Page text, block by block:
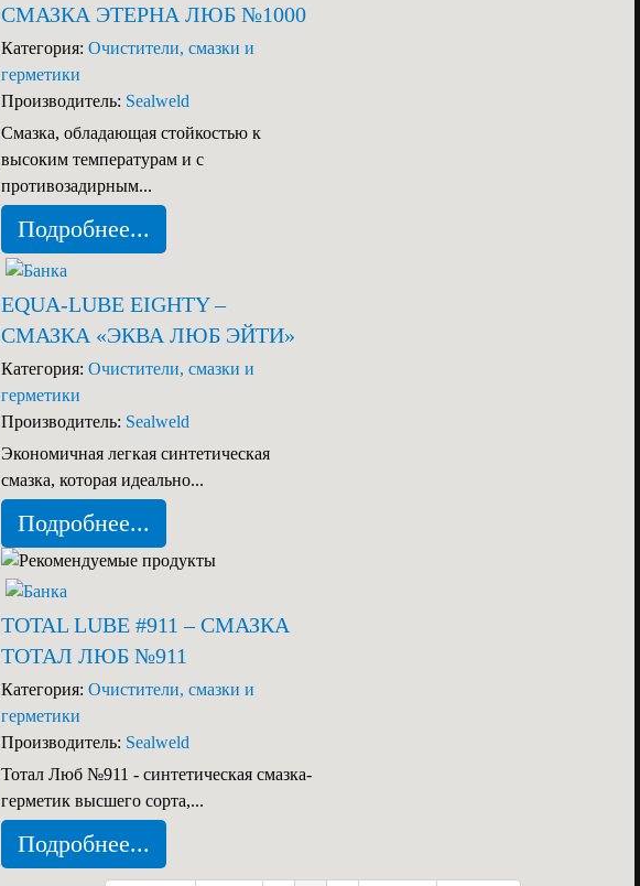
СМАЗКА ЭТЕРНА ЛЮБ №1000
Категория: Очистители, смазки и
герметики
Производитель: Sealweld
Смазка, обладающая стойкостью к
высоким температурам и c
противозадирным...
Подробнее...
EQUA-LUBE EIGHTY –
СМАЗКА «ЭКВА ЛЮБ ЭЙТИ»
Категория: Очистители, смазки и
герметики
Производитель: Sealweld
Экономичная легкая синтетическая
смазка, которая идеально...
Подробнее...
TOTAL LUBE #911 – СМАЗКА
ТОТАЛ ЛЮБ №911
Категория: Очистители, смазки и
герметики
Производитель: Sealweld
Тотал Люб №911 - синтетическая смазка-
герметик высшего сорта,...
Подробнее...